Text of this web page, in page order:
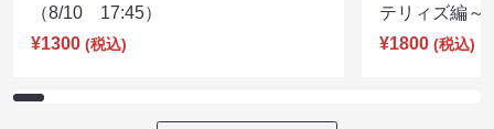
（8/10 17:45）
¥1300 (税込)
テリィズ編
¥1800 (税込)